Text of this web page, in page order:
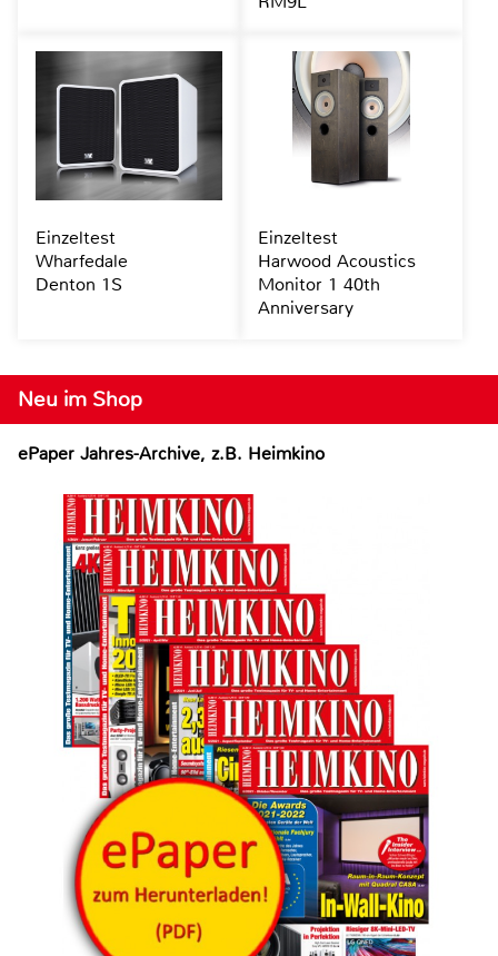
Neu im Shop
ePaper Jahres-Archive, z.B. Heimkino
Einzeltest
Wharfedale
Denton 1S
Einzeltest
Harwood Acoustics
Monitor 1 40th
Anniversary